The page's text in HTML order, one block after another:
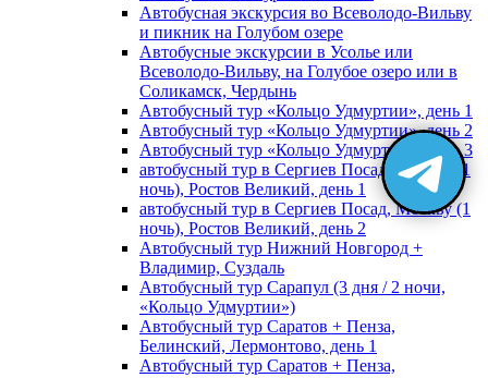
Автобусная экскурсия во Всеволодо-Вильву
и пикник на Голубом озере
Автобусные экскурсии в Усолье или
Всеволодо-Вильву, на Голубое озеро или в
Соликамск, Чердынь
Автобусный тур «Кольцо Удмуртии», день 1
Автобусный тур «Кольцо Удмуртии», день 2
Автобусный тур «Кольцо Удмуртии», день 3
автобусный тур в Сергиев Посад, Москву (1
ночь), Ростов Великий, день 1
автобусный тур в Сергиев Посад, Москву (1
ночь), Ростов Великий, день 2
Автобусный тур Нижний Новгород +
Владимир, Суздаль
Автобусный тур Сарапул (3 дня / 2 ночи,
«Кольцо Удмуртии»)
Автобусный тур Саратов + Пенза,
Белинский, Лермонтово, день 1
Автобусный тур Саратов + Пенза,